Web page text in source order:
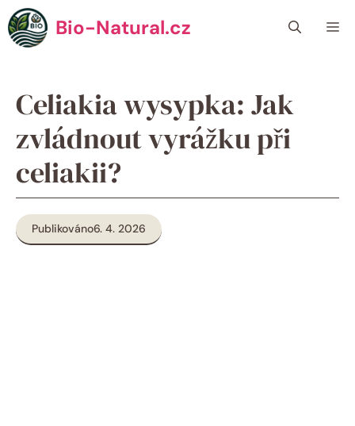
Přeskočit
na
obsah
Bio-Natural.cz
Celiakia wysypka: Jak
zvládnout vyrážku při
celiakii?
Publikováno6. 4. 2026